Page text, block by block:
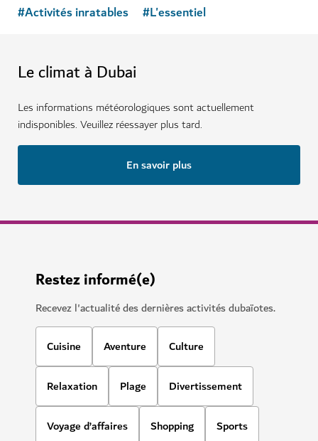
#Activités inratables #L'essentiel
Le climat à Dubai
Les informations météorologiques sont actuellement
indisponibles. Veuillez réessayer plus tard.
En savoir plus
Restez informé(e)
Recevez l'actualité des dernières activités dubaïotes.
Cuisine Aventure Culture
Relaxation Plage Divertissement
Voyage d’affaires Shopping Sports